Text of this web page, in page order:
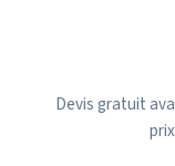
Devis gratuit